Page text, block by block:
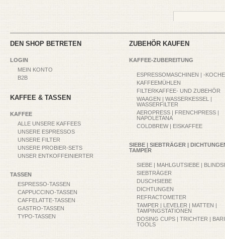
DEN SHOP BETRETEN
LOGIN
MEIN KONTO
B2B
KAFFEE & TASSEN
KAFFEE
ALLE UNSERE KAFFEES
UNSERE ESPRESSOS
UNSERE FILTER
UNSERE PROBIER-SETS
UNSER ENTKOFFEINIERTER
TASSEN
ESPRESSO-TASSEN
CAPPUCCINO-TASSEN
CAFFELATTE-TASSEN
GASTRO-TASSEN
TYPO-TASSEN
ZUBEHÖR KAUFEN
KAFFEE-ZUBEREITUNG
ESPRESSOMASCHINEN | -
KAFFEEMÜHLEN
FILTERKAFFEE- UND ZUBEHÖR
WAAGEN | WASSERKESSEL |
WASSERFILTER
AEROPRESS | FRENCHPRESS |
NAPOLETANA
COLDBREW | EISKAFFEE
SIEBE | SIEBTRÄGER |
TAMPER
SIEBE | MAHLGUTSIEBE |
SIEBTRÄGER
DUSCHSIEBE
DICHTUNGEN
REFRACTOMETER
TAMPER | LEVELER | MATTEN |
TAMPINGSTATIONEN
DOSING CUPS | TRICHTER |
TOOLS